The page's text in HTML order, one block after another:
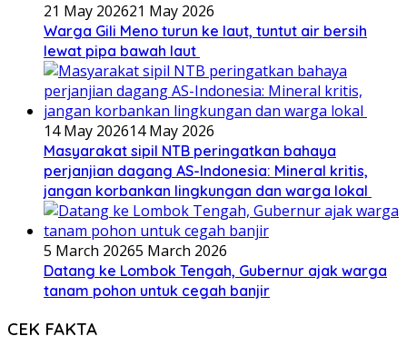
21 May 202621 May 2026
Warga Gili Meno turun ke laut, tuntut air bersih
lewat pipa bawah laut
14 May 202614 May 2026
Masyarakat sipil NTB peringatkan bahaya
perjanjian dagang AS-Indonesia: Mineral kritis,
jangan korbankan lingkungan dan warga lokal
5 March 20265 March 2026
Datang ke Lombok Tengah, Gubernur ajak warga
tanam pohon untuk cegah banjir
CEK FAKTA